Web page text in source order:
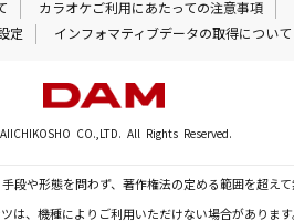
カラオケご利用にあたっての注意事項
定 インフォマティブデータの取得について
CO.,LTD. All Rights Reserved.
段や形態を問わず、著作権法の定める範囲を超え
は、機種によりご利用いただけない場合があります